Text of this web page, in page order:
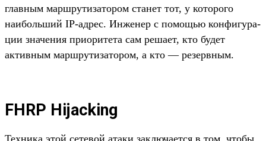
глав­ным мар­шру­тиза­тором ста­нет тот, у которо­го
наиболь­ший IP-адрес. Инже­нер с помощью кон­фигура­
ции зна­чения при­ори­тета сам реша­ет, кто будет
активным мар­шру­тиза­тором, а кто — резер­вным.
FHRP Hijacking
Тех­ника этой сетевой ата­ки зак­люча­ется в том, что­бы